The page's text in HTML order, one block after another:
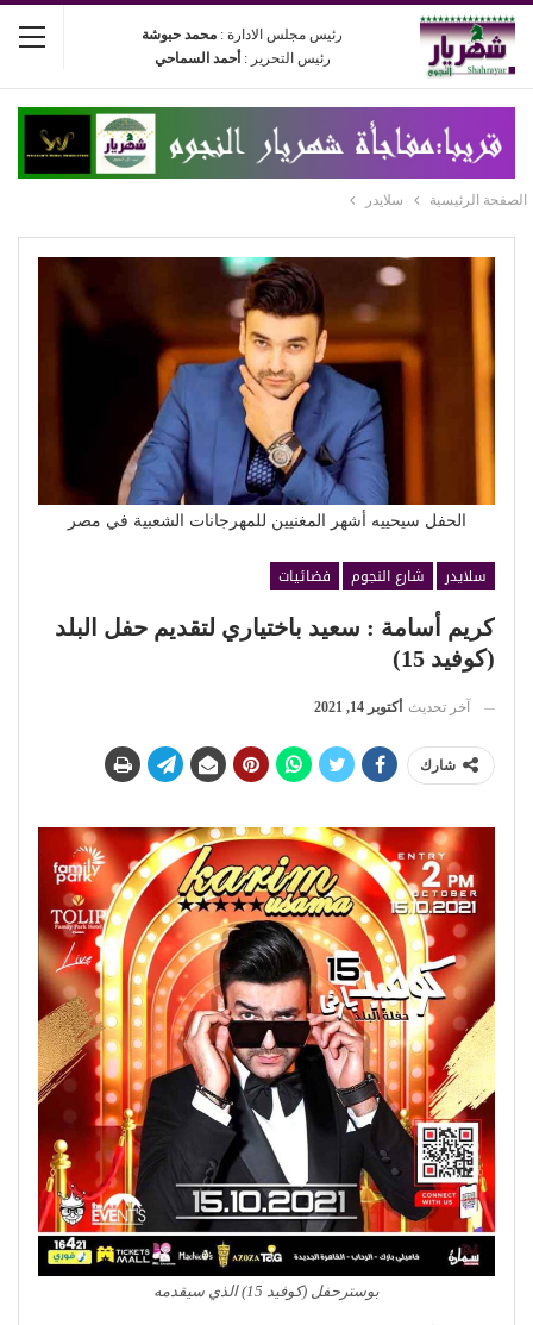
رئيس مجلس الادارة : محمد حبوشة
رئيس التحرير : أحمد السماحي
الصفحة الرئيسية سلايدر
الحفل سيحييه أشهر المغنيين للمهرجانات الشعبية في مصر
سلايدر شارع النجوم
فضائيات
كريم أسامة : سعيد باختياري لتقديم حفل البلد
(كوفيد 15)
آخر تحديث أكتوبر 14, 2021
شارك
بوسترحفل (كوفيد 15) الذي سيقدمه